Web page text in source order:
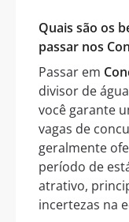
Quais são os
passar nos
Passar em
divisor de
você garante
vagas de
geralmente
período de
atrativo,
incertezas na